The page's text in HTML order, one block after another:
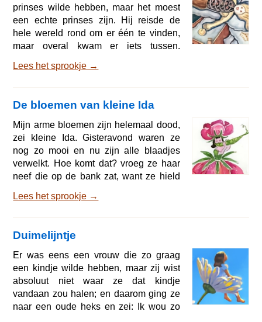
kleine Claus ploegen voor grote Claus
en hem zijn enige paard lenen. Daarna
hielp grote Claus hem dan weer m
prinses wilde hebben, maar het moest
een echte prinses zijn. Hij reisde de
hele wereld rond om er één te vinden,
maar overal kwam er iets tussen.
het échte prinsessen waren, daar kon
was. Toen kwam hij weer thuis en was
erg bedroefd, want hij wilde graag een
heuse prinses hebben. Op een avond
brak er een verschrikkelijk onweer los;
het blikse
Lees het sprookje →
De bloemen van kleine Ida
Mijn arme bloemen zijn helemaal dood,
zei kleine Ida. Gisteravond waren ze
nog zo mooi en nu zijn alle blaadjes
verwelkt. Hoe komt dat? vroeg ze haar
neef die op de bank zat, want ze hield
allermooiste verhaaltjes en hij kon zulke
en grote kastelen waarvan je de deuren
open kon doen. Waarom zien de
bloemen er vandaag zo slecht uit?
vroeg ze weer en ze liet hem een
boeket zien dat helemaal verw
Lees het sprookje →
Duimelijntje
Er was eens een vrouw die zo graag
een kindje wilde hebben, maar zij wist
absoluut niet waar ze dat kindje
vandaan zou halen; en daarom ging ze
naar een oude heks en zei: Ik wou zo